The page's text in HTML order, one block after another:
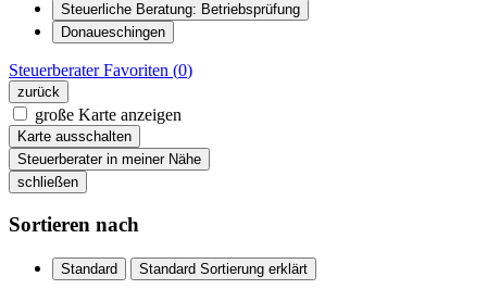
Steuerliche Beratung: Betriebsprüfung
Donaueschingen
SteuerberaterFavoriten (0)
zurück
große Karte anzeigen
Karte ausschalten
Steuerberater in meiner Nähe
schließen
Sortieren nach
Standard Standard Sortierung erklärt